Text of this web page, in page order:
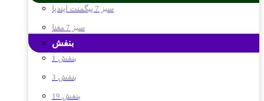
سبز 7 پیگمنت ایندیا
سبز 7 مغنا
بنفش
بنفش 1
بنفش 3
بنفش 19